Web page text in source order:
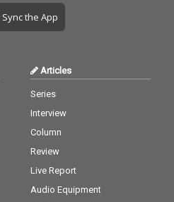
小林とタケウチ、2人
が生み出す言葉と音楽
制作は主に2021年、コ
ロナ禍において曲を書
会ったミュージシャ
ン、 シンガー、ラッパ
ーに、まるでラブレタ
それらの曲を送り、そ
の作品に共感、共鳴し
てくれた人達と 約4年
た。 Bird、多和田え
み、Sweep、shyoudo
Sync the App
Articles
Series
Interview
Column
Review
Live Report
Audio Equipment